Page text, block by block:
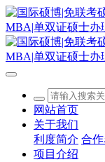
网站首页
关于我们
利度简介 合
项目介绍